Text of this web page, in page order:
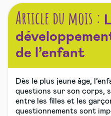
Article du mois :
de l’enfant
Dès le plus jeune âge,
questions sur son corps,
entre les filles et les
questionnements sont